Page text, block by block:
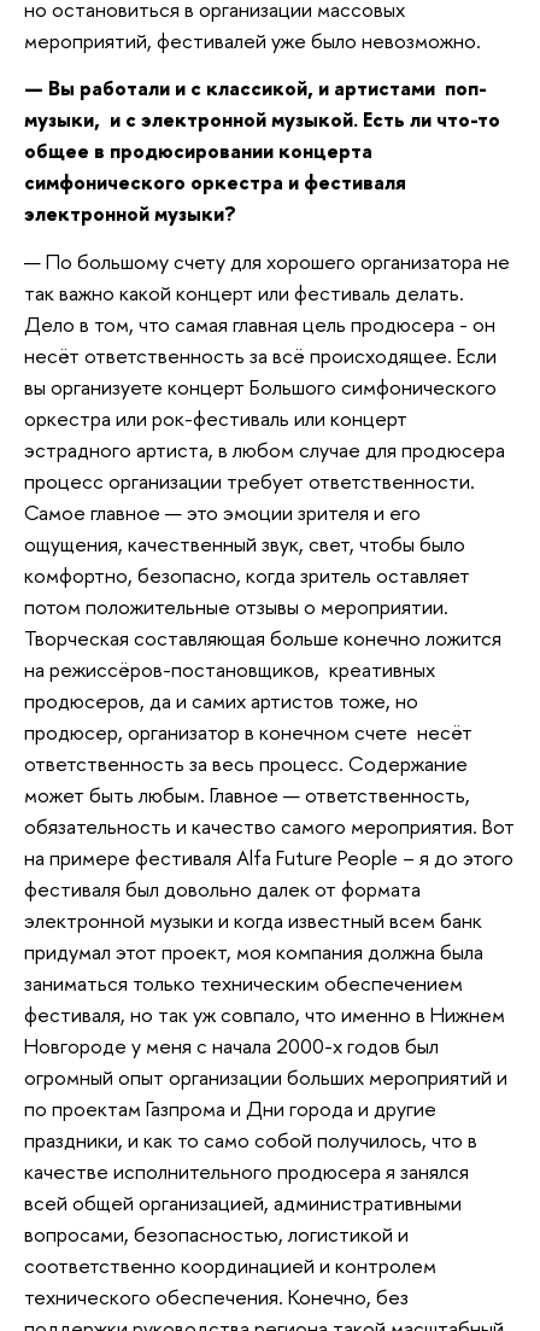
но остановиться в организации массовых
мероприятий, фестивалей уже было невозможно.
— Вы работали и с классикой, и артистами поп-
музыки, и с электронной музыкой. Есть ли что-то
общее в продюсировании концерта
симфонического оркестра и фестиваля
электронной музыки?
— По большому счету для хорошего организатора не
так важно какой концерт или фестиваль делать.
Дело в том, что самая главная цель продюсера - он
несёт ответственность за всё происходящее. Если
вы организуете концерт Большого симфонического
оркестра или рок-фестиваль или концерт
эстрадного артиста, в любом случае для продюсера
процесс организации требует ответственности.
Самое главное — это эмоции зрителя и его
ощущения, качественный звук, свет, чтобы было
комфортно, безопасно, когда зритель оставляет
потом положительные отзывы о мероприятии.
Творческая составляющая больше конечно ложится
на режиссёров-постановщиков, креативных
продюсеров, да и самих артистов тоже, но
продюсер, организатор в конечном счете несёт
ответственность за весь процесс. Содержание
может быть любым. Главное — ответственность,
обязательность и качество самого мероприятия. Вот
на примере фестиваля Alfa Future People – я до этого
фестиваля был довольно далек от формата
электронной музыки и когда известный всем банк
придумал этот проект, моя компания должна была
заниматься только техническим обеспечением
фестиваля, но так уж совпало, что именно в Нижнем
Новгороде у меня с начала 2000-х годов был
огромный опыт организации больших мероприятий и
по проектам Газпрома и Дни города и другие
праздники, и как то само собой получилось, что в
качестве исполнительного продюсера я занялся
всей общей организацией, административными
вопросами, безопасностью, логистикой и
соответственно координацией и контролем
технического обеспечения. Конечно, без